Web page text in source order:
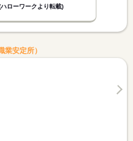
ハローワークより転載)
安定所）